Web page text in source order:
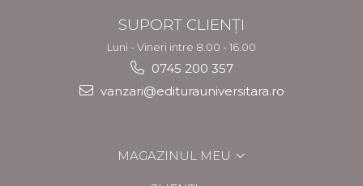
SUPORT CLIENȚI
Luni - Vineri intre 8.00 - 16.00
0745 200 357
vanzari@editurauniversitara.ro
MAGAZINUL MEU